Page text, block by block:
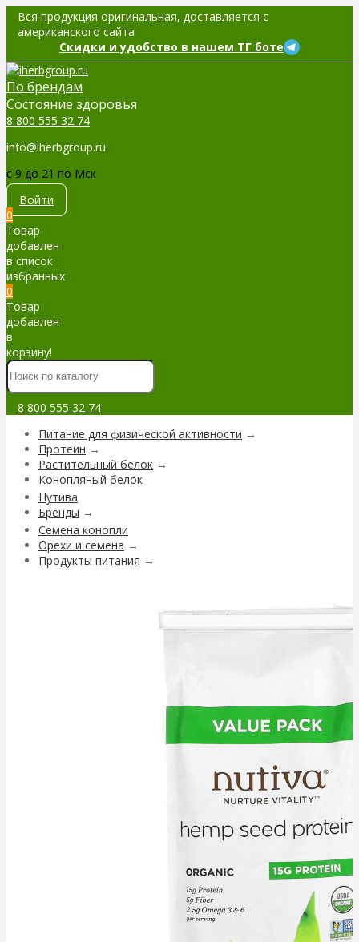
Вся продукция оригинальная, доставляется с
американского сайта
Скидки и удобство в нашем ТГ боте
По брендам
Cостояние здоровья
8 800 555 32 74
info@iherbgroup.ru
c 9 до 21 по Мск
Войти
0
Товар
добавлен
в список
избранных
0
Товар
добавлен
в
корзину!
8 800 555 32 74
Питание для физической активности →
Протеин →
Растительный белок →
Конопляный белок
Нутива
Бренды →
Семена конопли
Орехи и семена →
Продукты питания →